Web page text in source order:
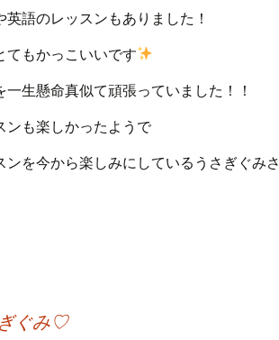
英語のレッスンもありました！
てもかっこいいです
一生懸命真似て頑張っていました！！
ンも楽しかったようで
ンを今から楽しみにしているうさぎぐみ
ぐみ♡